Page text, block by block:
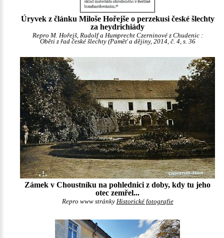
Úryvek z článku Miloše Hořejše o perzekusi české šlechty
za heydrichiády
Repro M. Hořejš, Rudolf a Humprecht Czerninové z Chudenic :
Oběti z řad české šlechty (Paměť a dějiny, 2014, č. 4, s. 36
Zámek v Choustníku na pohlednici z doby, kdy tu jeho
otec zemřel...
Repro www stránky Historické fotografie